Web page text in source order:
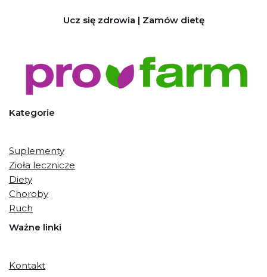
Ucz się zdrowia | Zamów dietę
Kategorie
Suplementy
Zioła lecznicze
Diety
Choroby
Ruch
Ważne linki
Kontakt